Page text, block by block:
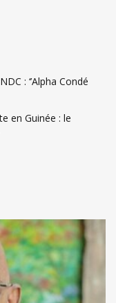
: ‘’Alpha Condé
en Guinée : le